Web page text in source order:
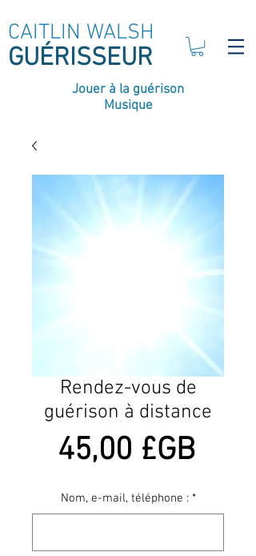
CAITLIN WALSH
GUÉRISSEUR
Jouer à la guérison
Musique
Rendez-vous de
guérison à distance
45,00 £GBPrix
Nom, e-mail, téléphone : *